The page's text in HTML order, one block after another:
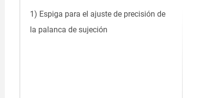
1) Espiga para el ajuste de precisión de
la palanca de sujeción